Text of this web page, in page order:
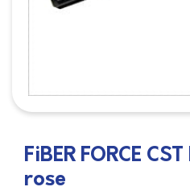
FiBER FORCE
rose